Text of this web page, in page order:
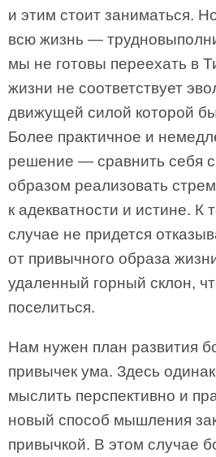
и этим стоит заниматься.
всю жизнь —
мы не готовы переехать в
жизни не соответствует
движущей силой которой
Более практичное и
решение — сравнить себя с
образом реализовать
к адекватности и истине. К
случае не придется
от привычного образа
удаленный горный склон,
поселиться.
Нам нужен план развития
привычек ума. Здесь
мыслить перспективно и
новый способ мышления
привычкой. В этом случае